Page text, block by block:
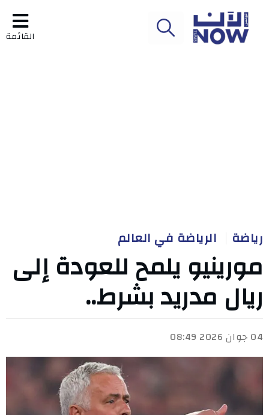
القائمة
رياضة الرياضة في العالم
مورينيو يلمح للعودة إلى
ريال مدريد بشرط..
04 جوان 2026 08:49